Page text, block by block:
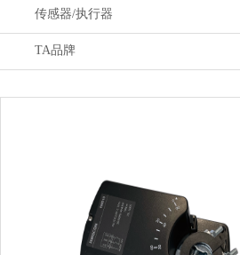
传感器/执行器
TA品牌